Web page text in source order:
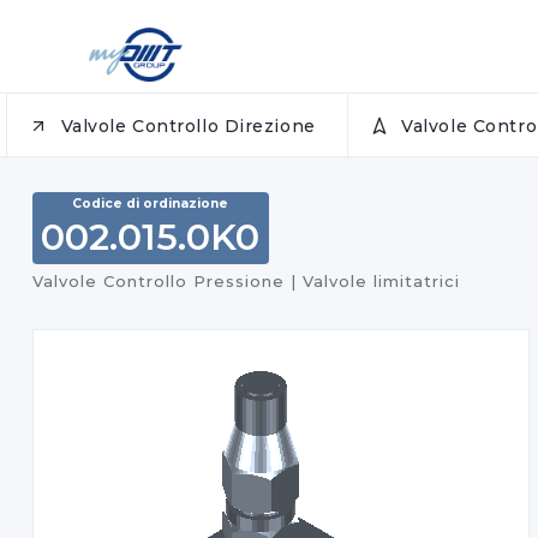
Valvole Controllo Direzione Valvole
Codice di ordinazione
002.015.0K0
Valvole Controllo Pressione | Valvole limitatrici